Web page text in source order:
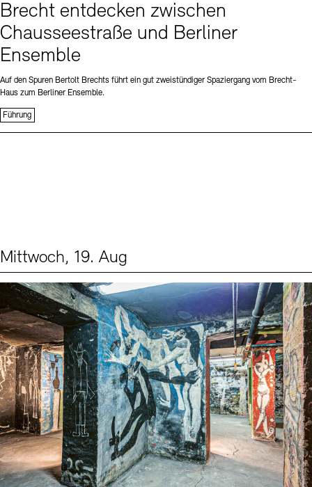
Brecht entdecken zwischen
Chausseestraße und Berliner
Ensemble
Auf den Spuren Bertolt Brechts führt ein gut zweistündiger Spaziergang vom Brecht-
Haus zum Berliner Ensemble.
Führung
Mittwoch, 19. Aug